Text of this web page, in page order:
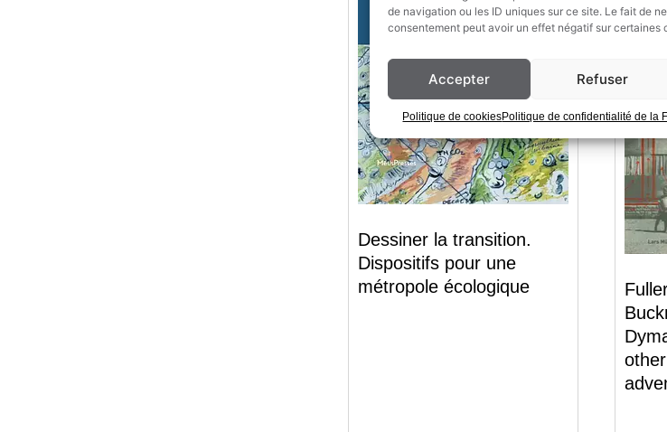
de navigation ou les ID uniques sur ce site. Le fait de
consentement peut avoir un effet négatif sur certaines
Accepter Refuser
Politique de cookiesPolitique de confidentialité de la
Dessiner la transition.
Dispositifs pour une
métropole écologique